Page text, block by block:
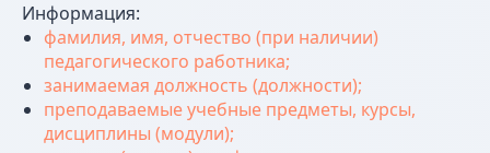
Информация:
фамилия, имя, отчество (при наличии)
педагогического работника;
занимаемая должность (должности);
преподаваемые учебные предметы, курсы,
дисциплины (модули);